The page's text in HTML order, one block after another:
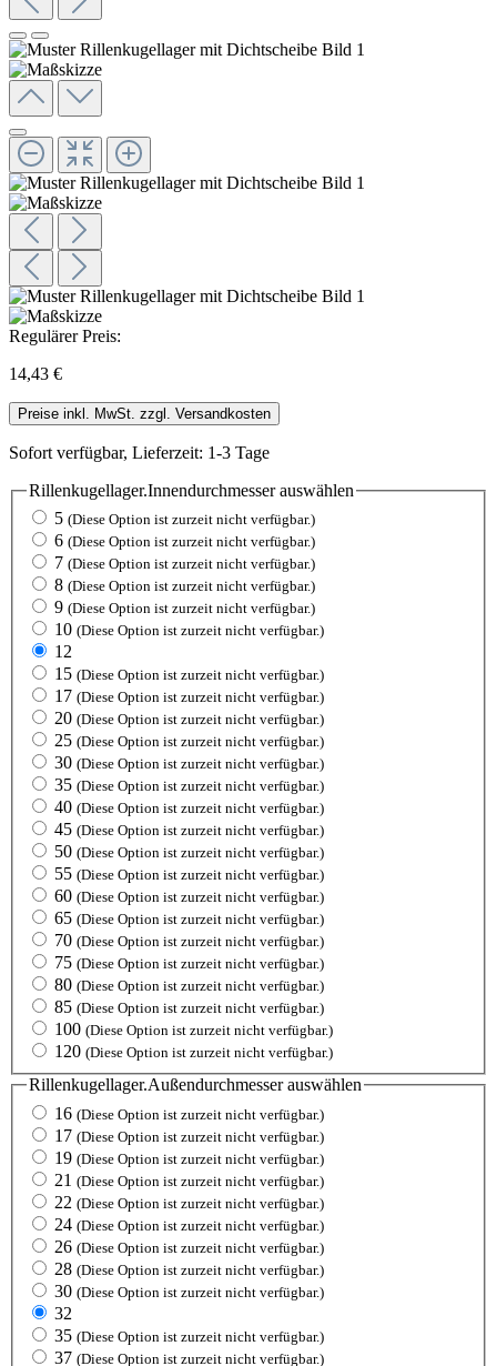
Regulärer Preis:
14,43 €
Preise inkl. MwSt. zzgl. Versandkosten
Sofort verfügbar, Lieferzeit: 1-3 Tage
Rillenkugellager.Innendurchmesserauswählen
5 (Diese Option ist zurzeit nicht verfügbar.)
6 (Diese Option ist zurzeit nicht verfügbar.)
7 (Diese Option ist zurzeit nicht verfügbar.)
8 (Diese Option ist zurzeit nicht verfügbar.)
9 (Diese Option ist zurzeit nicht verfügbar.)
10 (Diese Option ist zurzeit nicht verfügbar.)
12
15 (Diese Option ist zurzeit nicht verfügbar.)
17 (Diese Option ist zurzeit nicht verfügbar.)
20 (Diese Option ist zurzeit nicht verfügbar.)
25 (Diese Option ist zurzeit nicht verfügbar.)
30 (Diese Option ist zurzeit nicht verfügbar.)
35 (Diese Option ist zurzeit nicht verfügbar.)
40 (Diese Option ist zurzeit nicht verfügbar.)
45 (Diese Option ist zurzeit nicht verfügbar.)
50 (Diese Option ist zurzeit nicht verfügbar.)
55 (Diese Option ist zurzeit nicht verfügbar.)
60 (Diese Option ist zurzeit nicht verfügbar.)
65 (Diese Option ist zurzeit nicht verfügbar.)
70 (Diese Option ist zurzeit nicht verfügbar.)
75 (Diese Option ist zurzeit nicht verfügbar.)
80 (Diese Option ist zurzeit nicht verfügbar.)
85 (Diese Option ist zurzeit nicht verfügbar.)
100 (Diese Option ist zurzeit nicht verfügbar.)
120 (Diese Option ist zurzeit nicht verfügbar.)
Rillenkugellager.Außendurchmesserauswählen
16 (Diese Option ist zurzeit nicht verfügbar.)
17 (Diese Option ist zurzeit nicht verfügbar.)
19 (Diese Option ist zurzeit nicht verfügbar.)
21 (Diese Option ist zurzeit nicht verfügbar.)
22 (Diese Option ist zurzeit nicht verfügbar.)
24 (Diese Option ist zurzeit nicht verfügbar.)
26 (Diese Option ist zurzeit nicht verfügbar.)
28 (Diese Option ist zurzeit nicht verfügbar.)
30 (Diese Option ist zurzeit nicht verfügbar.)
32
35 (Diese Option ist zurzeit nicht verfügbar.)
37 (Diese Option ist zurzeit nicht verfügbar.)